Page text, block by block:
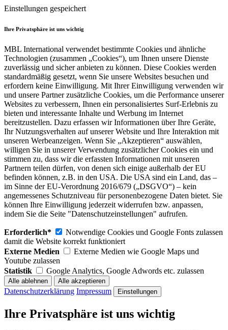
Einstellungen gespeichert
Ihre Privatsphäre ist uns wichtig
MBL International verwendet bestimmte Cookies und ähnliche
Technologien (zusammen „Cookies“), um Ihnen unsere Dienste
zuverlässig und sicher anbieten zu können. Diese Cookies werden
standardmäßig gesetzt, wenn Sie unsere Websites besuchen und
erfordern keine Einwilligung. Mit Ihrer Einwilligung verwenden wir
und unsere Partner zusätzliche Cookies, um die Performance unserer
Websites zu verbessern, Ihnen ein personalisiertes Surf-Erlebnis zu
bieten und interessante Inhalte und Werbung im Internet
bereitzustellen. Dazu erfassen wir Informationen über Ihre Geräte,
Ihr Nutzungsverhalten auf unserer Website und Ihre Interaktion mit
unseren Werbeanzeigen. Wenn Sie „Akzeptieren“ auswählen,
willigen Sie in unserer Verwendung zusätzlicher Cookies ein und
stimmen zu, dass wir die erfassten Informationen mit unseren
Partnern teilen dürfen, von denen sich einige außerhalb der EU
befinden können, z.B. in den USA. Die USA sind ein Land, das –
im Sinne der EU-Verordnung 2016/679 („DSGVO“) – kein
angemessenes Schutzniveau für personenbezogene Daten bietet. Sie
können Ihre Einwilligung jederzeit widerrufen bzw. anpassen,
indem Sie die Seite "Datenschutzeinstellungen" aufrufen.
Erforderlich*
Notwendige Cookies und Google Fonts zulassen
damit die Website korrekt funktioniert
Externe Medien
Externe Medien wie Google Maps und
Youtube zulassen
Statistik
Google Analytics, Google Adwords etc. zulassen
Datenschutzerklärung Impressum Einstellungen
Ihre Privatsphäre ist uns wichtig